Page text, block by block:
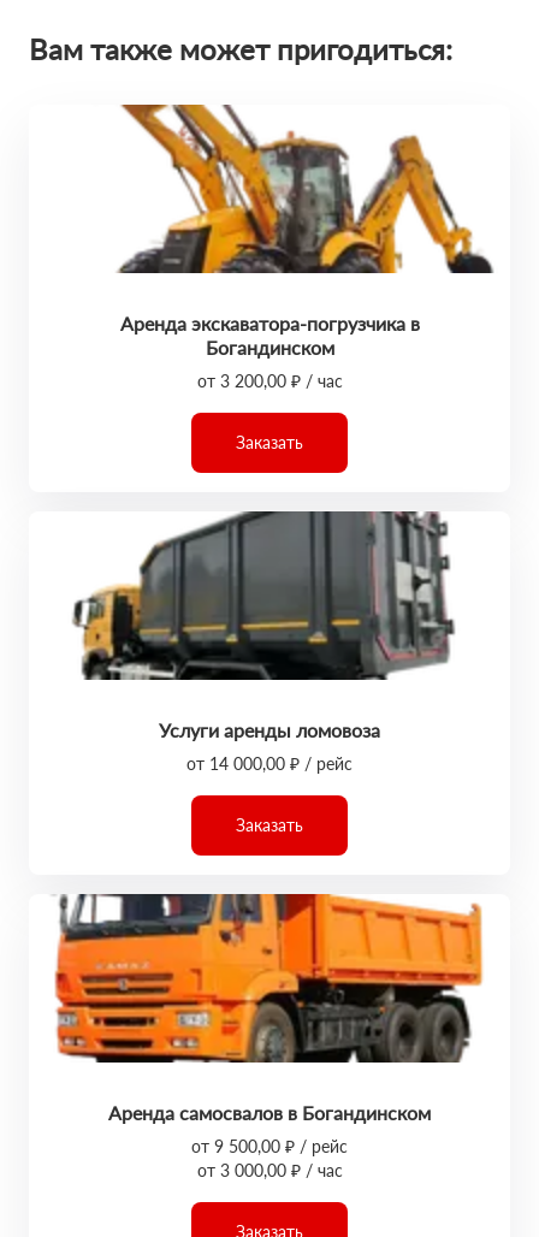
Вам также может пригодиться:
Аренда экскаватора-погрузчика в
Богандинском
от 3 200,00 ₽ / час
Заказать
Услуги аренды ломовоза
от 14 000,00 ₽ / рейс
Заказать
Аренда самосвалов в Богандинском
от 9 500,00 ₽ / рейс
от 3 000,00 ₽ / час
Заказать